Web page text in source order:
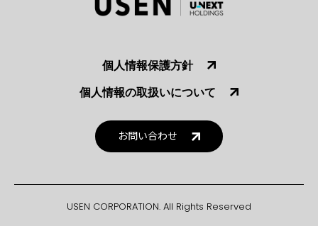
個人情報保護方針
個人情報の取扱いについて
お問い合わせ
USEN CORPORATION. All Rights Reserved